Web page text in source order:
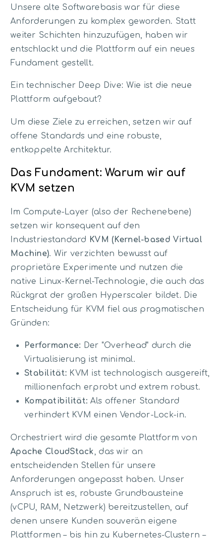
Unsere alte Softwarebasis war für diese
Anforderungen zu komplex geworden. Statt
weiter Schichten hinzuzufügen, haben wir
entschlackt und die Plattform auf ein neues
Fundament gestellt.
Ein technischer Deep Dive: Wie ist die neue
Plattform aufgebaut?
Um diese Ziele zu erreichen, setzen wir auf
offene Standards und eine robuste,
entkoppelte Architektur.
Das Fundament: Warum wir auf
KVM setzen
Im Compute-Layer (also der Rechenebene)
setzen wir konsequent auf den
Industriestandard KVM (Kernel-based Virtual
Machine). Wir verzichten bewusst auf
proprietäre Experimente und nutzen die
native Linux-Kernel-Technologie, die auch das
Rückgrat der großen Hyperscaler bildet. Die
Entscheidung für KVM fiel aus pragmatischen
Gründen:
Performance: Der "Overhead" durch die
Virtualisierung ist minimal.
Stabilität: KVM ist technologisch ausgereift,
millionenfach erprobt und extrem robust.
Kompatibilität: Als offener Standard
verhindert KVM einen Vendor-Lock-in.
Orchestriert wird die gesamte Plattform von
Apache CloudStack, das wir an
entscheidenden Stellen für unsere
Anforderungen angepasst haben. Unser
Anspruch ist es, robuste Grundbausteine
(vCPU, RAM, Netzwerk) bereitzustellen, auf
denen unsere Kunden souverän eigene
Plattformen – bis hin zu Kubernetes-Clustern –